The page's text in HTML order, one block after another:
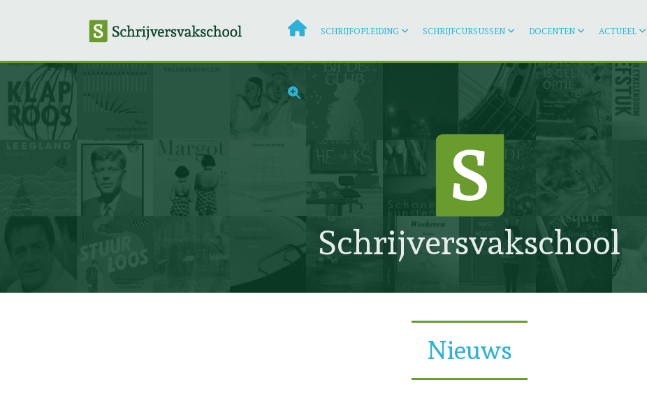
SCHRIJFOPLEIDING SCHRIJFCURSUSSEN DOCENTEN ACTUEEL
Schrijversvakschool
Nieuws